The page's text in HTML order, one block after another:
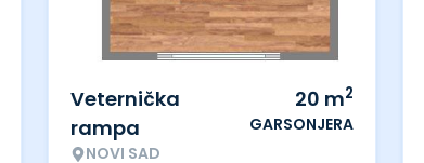
Veternička
rampa
NOVI SAD
20 m2
GARSONJERA